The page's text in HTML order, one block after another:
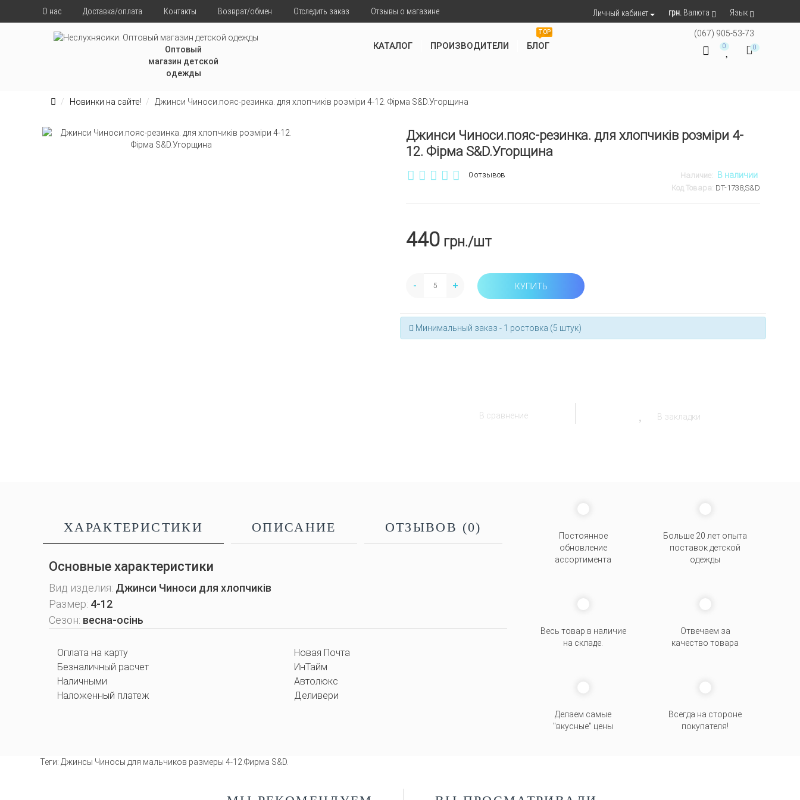
О нас Доставка/оплата Контакты Возврат/обмен Отследить заказ Отзывы о магазине Личный кабинет грн. Валюта Язык
Оптовый
магазин детской
одежды
КАТАЛОГ ПРОИЗВОДИТЕЛИ
TOP
БЛОГ
(067) 905-53-73
0 0
Новинки на сайте! Джинси Чиноси.пояс-резинка. для хлопчиків розміри 4-12. Фірма S&D.Угорщина
Джинси Чиноси.пояс-резинка. для хлопчиків розміри 4-
12. Фірма S&D.Угорщина
0 отзывов Наличие: В наличии
Код Товара: DT-1738,S&D
440 грн./шт
- + КУПИТЬ
Минимальный заказ - 1 ростовка (5 штук)
В сравнение В закладки
ХАРАКТЕРИСТИКИ ОПИСАНИЕ ОТЗЫВОВ (0)
Основные характеристики
Вид изделия: Джинси Чиноси для хлопчиків
Размер: 4-12
Сезон: весна-осінь
Оплата на карту
Безналичный расчет
Наличными
Наложенный платеж
Новая Почта
ИнТайм
Автолюкс
Деливери
Постоянное
обновление
ассортимента
Больше 20 лет опыта
поставок детской
одежды
Весь товар в наличие
на складе.
Отвечаем за
качество товара
Делаем самые
"вкусные" цены
Всегда на стороне
покупателя!
Теги: Джинсы Чиносы для мальчиков размеры 4-12.Фирма S&D.